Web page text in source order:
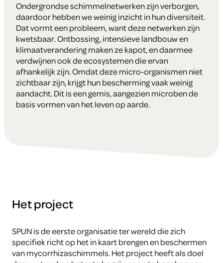
Ondergrondse schimmelnetwerken zijn verborgen,
daardoor hebben we weinig inzicht in hun diversiteit.
Dat vormt een probleem, want deze netwerken zijn
kwetsbaar. Ontbossing, intensieve landbouw en
klimaatverandering maken ze kapot, en daarmee
verdwijnen ook de ecosystemen die ervan
afhankelijk zijn. Omdat deze micro-organismen niet
zichtbaar zijn, krijgt hun bescherming vaak weinig
aandacht. Dit is een gemis, aangezien microben de
basis vormen van het leven op aarde.
Het project
SPUN is de eerste organisatie ter wereld die zich
specifiek richt op het in kaart brengen en beschermen
van mycorrhizaschimmels. Het project heeft als doel